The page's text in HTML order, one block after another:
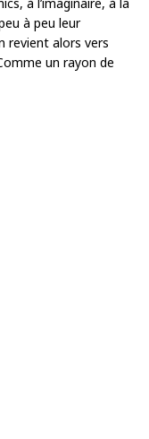
à peu leur
revient alors vers
un rayon de